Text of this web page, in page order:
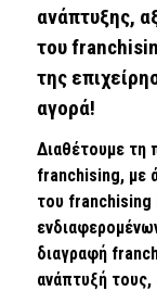
ανάπτυξης,
του
της
αγορά!
Διαθέτουμε τη
franchising, με
του franchising
διαγραφή
ανάπτυξή